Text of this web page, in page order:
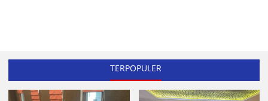
TERPOPULER